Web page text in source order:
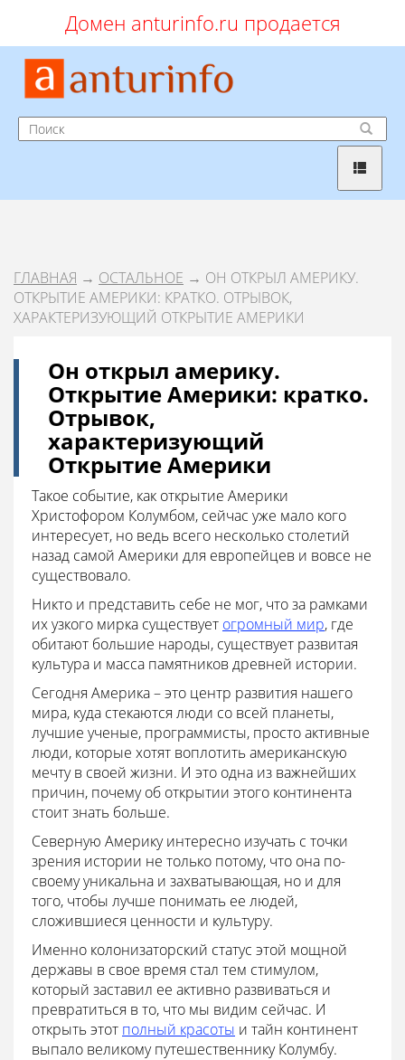
Домен anturinfo.ru продается
ГЛАВНАЯ → ОСТАЛЬНОЕ → ОН ОТКРЫЛ АМЕРИКУ.
ОТКРЫТИЕ АМЕРИКИ: КРАТКО. ОТРЫВОК,
ХАРАКТЕРИЗУЮЩИЙ ОТКРЫТИЕ АМЕРИКИ
Он открыл америку.
Открытие Америки: кратко.
Отрывок,
характеризующий
Открытие Америки
Такое событие, как открытие Америки
Христофором Колумбом, сейчас уже мало кого
интересует, но ведь всего несколько столетий
назад самой Америки для европейцев и вовсе не
существовало.
Никто и представить себе не мог, что за рамками
их узкого мирка существует огромный мир, где
обитают большие народы, существует развитая
культура и масса памятников древней истории.
Сегодня Америка – это центр развития нашего
мира, куда стекаются люди со всей планеты,
лучшие ученые, программисты, просто активные
люди, которые хотят воплотить американскую
мечту в своей жизни. И это одна из важнейших
причин, почему об открытии этого континента
стоит знать больше.
Северную Америку интересно изучать с точки
зрения истории не только потому, что она по-
своему уникальна и захватывающая, но и для
того, чтобы лучше понимать ее людей,
сложившиеся ценности и культуру.
Именно колонизаторский статус этой мощной
державы в свое время стал тем стимулом,
который заставил ее активно развиваться и
превратиться в то, что мы видим сейчас. И
открыть этот полный красоты и тайн континент
выпало великому путешественнику Колумбу.